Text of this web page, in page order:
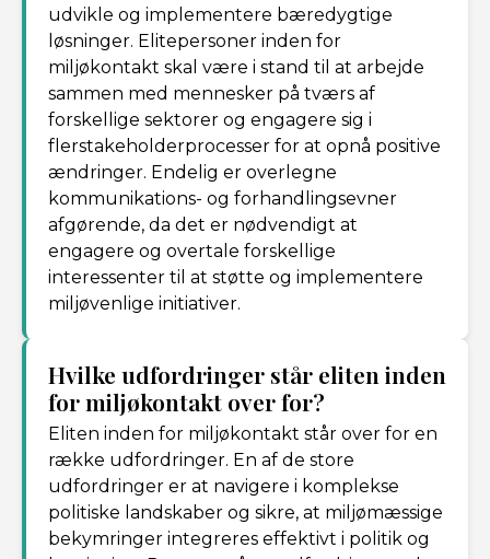
udvikle og implementere bæredygtige
løsninger. Elitepersoner inden for
miljøkontakt skal være i stand til at arbejde
sammen med mennesker på tværs af
forskellige sektorer og engagere sig i
flerstakeholderprocesser for at opnå positive
ændringer. Endelig er overlegne
kommunikations- og forhandlingsevner
afgørende, da det er nødvendigt at
engagere og overtale forskellige
interessenter til at støtte og implementere
miljøvenlige initiativer.
Hvilke udfordringer står eliten inden
for miljøkontakt over for?
Eliten inden for miljøkontakt står over for en
række udfordringer. En af de store
udfordringer er at navigere i komplekse
politiske landskaber og sikre, at miljømæssige
bekymringer integreres effektivt i politik og